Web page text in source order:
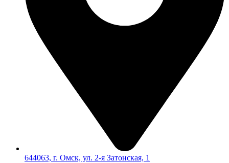
644063, г. Омск, ул. 2-я Затонская, 1